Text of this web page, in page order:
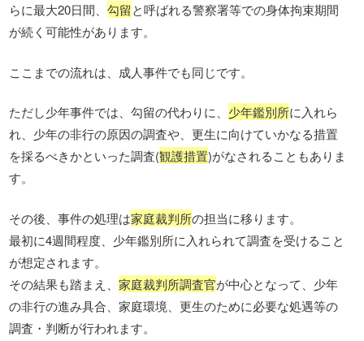
らに最大20日間、勾留と呼ばれる警察署等での身体拘束期間
が続く可能性があります。
ここまでの流れは、成人事件でも同じです。
ただし少年事件では、勾留の代わりに、 少年鑑別所に入れら
れ、少年の非行の原因の調査や、更生に向けていかなる措置
を採るべきかといった調査(観護措置)がなされることもありま
す。
その後、事件の処理は家庭裁判所の担当に移ります。
最初に4週間程度、少年鑑別所に入れられて調査を受けること
が想定されます。
その結果も踏まえ、家庭裁判所調査官が中心となって、少年
の非行の進み具合、家庭環境、更生のために必要な処遇等の
調査・判断が行われます。